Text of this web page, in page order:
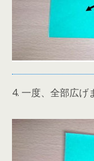
4. 一度、全部広げ